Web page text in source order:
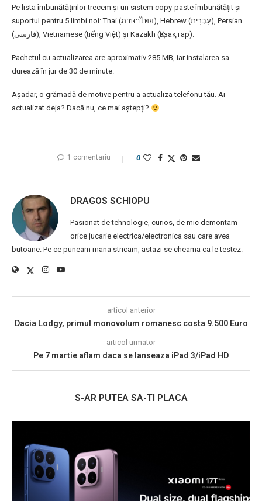
Pe lista îmbunătățirilor trecem și un sistem copy-paste îmbunătățit și
suportul pentru 5 limbi noi: Thai (ภาษาไทย), Hebrew (עִבְרִית), Persian
(فارسی), Vietnamese (tiếng Việt) și Kazakh (Қазақтар).
Pachetul cu actualizarea are aproximativ 285 MB, iar instalarea sa
durează în jur de 30 de minute.
Așadar, o grămadă de motive pentru a actualiza telefonu tău. Ai
actualizat deja? Dacă nu, ce mai aștepți?
1 comentariu 0
DRAGOS SCHIOPU
Pasionat de tehnologie, curios, de mic demontam
orice jucarie electrica/electronica sau care avea
butoane. Pe ce puneam mana stricam, astazi se cheama ca le testez.
articol anterior
Dacia Lodgy, primul monovolum romanesc costa 9.500 Euro
articol urmator
Pe 7 martie aflam daca se lanseaza iPad 3/iPad HD
S-AR PUTEA SA-TI PLACA